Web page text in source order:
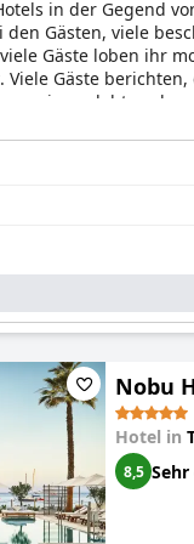
in der Gegend
den Gästen, viele
Gäste loben ihr
Viele Gäste
gelobt und
Energie und die
einige
Design und
Nobu
Hotel in
8,5